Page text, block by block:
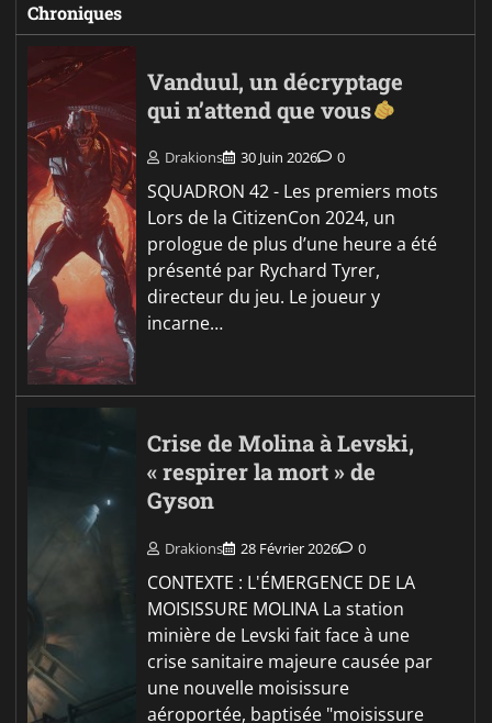
Chroniques
Vanduul, un décryptage
qui n’attend que vous
Drakions 30 Juin 2026 0
SQUADRON 42 - Les premiers mots
Lors de la CitizenCon 2024, un
prologue de plus d’une heure a été
présenté par Rychard Tyrer,
directeur du jeu. Le joueur y
incarne…
Crise de Molina à Levski,
« respirer la mort » de
Gyson
Drakions 28 Février 2026 0
CONTEXTE : L'ÉMERGENCE DE LA
MOISISSURE MOLINA La station
minière de Levski fait face à une
crise sanitaire majeure causée par
une nouvelle moisissure
aéroportée, baptisée "moisissure